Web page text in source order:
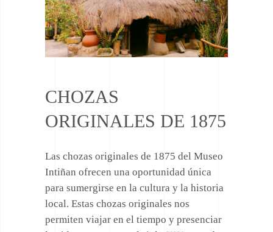
CHOZAS
ORIGINALES DE 1875
Las chozas originales de 1875 del Museo
Intiñan ofrecen una oportunidad única
para sumergirse en la cultura y la historia
local. Estas chozas originales nos
permiten viajar en el tiempo y presenciar